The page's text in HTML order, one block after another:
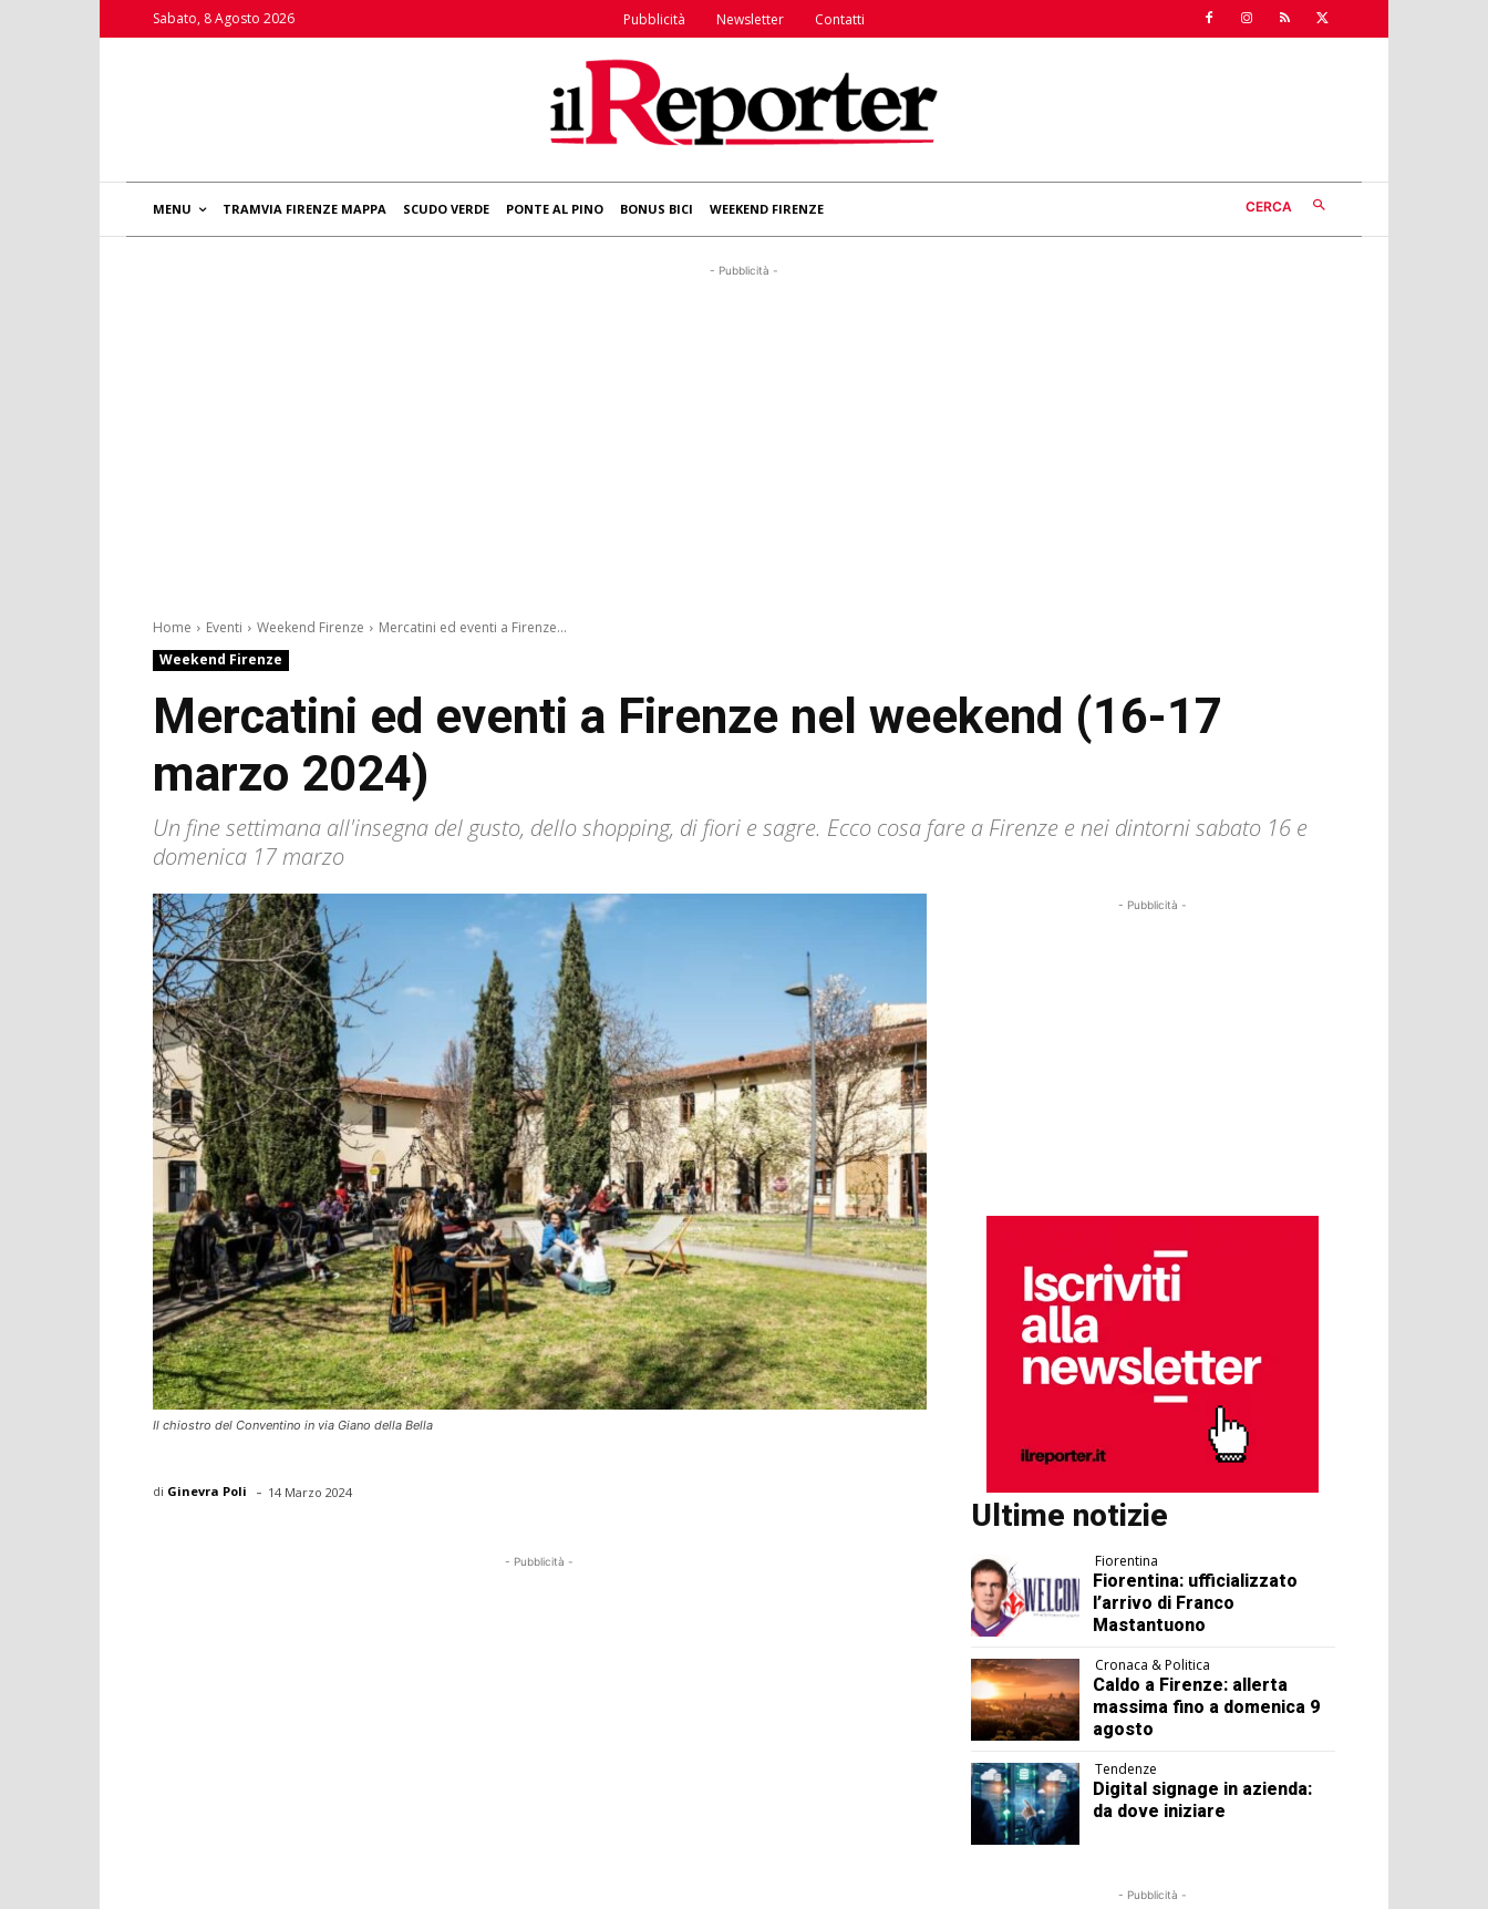
Sabato, 8 Agosto 2026 Pubblicità Newsletter Contatti
MENU TRAMVIA FIRENZE MAPPA SCUDO VERDE PONTE AL PINO BONUS BICI WEEKEND FIRENZE CERCA
- Pubblicità -
Home Eventi Weekend Firenze
Mercatini ed eventi a Firenze...
Weekend Firenze
Mercatini ed eventi a Firenze nel weekend (16-17
marzo 2024)
Un fine settimana all'insegna del gusto, dello shopping, di fiori e sagre. Ecco cosa fare a Firenze e nei dintorni sabato 16 e
domenica 17 marzo
Il chiostro del Conventino in via Giano della Bella
di Ginevra Poli - 14 Marzo 2024
- Pubblicità -
- Pubblicità -
Ultime notizie
Fiorentina
Fiorentina: ufficializzato
l’arrivo di Franco
Mastantuono
Cronaca & Politica
Caldo a Firenze: allerta
massima fino a domenica 9
agosto
Tendenze
Digital signage in azienda:
da dove iniziare
- Pubblicità -